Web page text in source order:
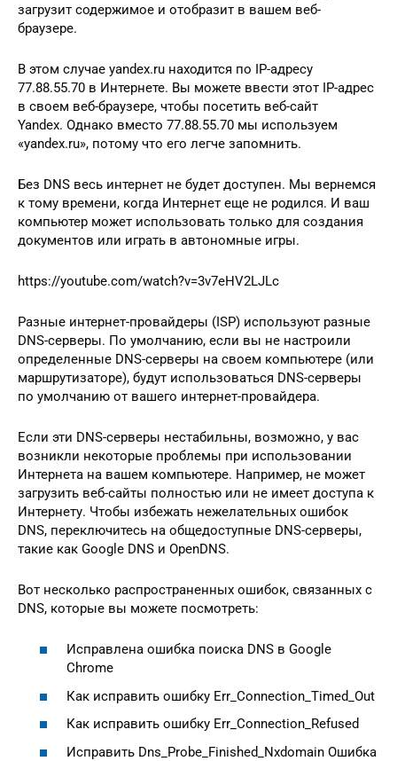
загрузит содержимое и отобразит в вашем веб-
браузере.
В этом случае yandex.ru находится по IP-адресу
77.88.55.70 в Интернете. Вы можете ввести этот IP-адрес
в своем веб-браузере, чтобы посетить веб-сайт
Yandex. Однако вместо 77.88.55.70 мы используем
«yandex.ru», потому что его легче запомнить.
Без DNS весь интернет не будет доступен. Мы вернемся
к тому времени, когда Интернет еще не родился. И ваш
компьютер может использовать только для создания
документов или играть в автономные игры.
https://youtube.com/watch?v=3v7eHV2LJLc
Разные интернет-провайдеры (ISP) используют разные
DNS-серверы. По умолчанию, если вы не настроили
определенные DNS-серверы на своем компьютере (или
маршрутизаторе), будут использоваться DNS-серверы
по умолчанию от вашего интернет-провайдера.
Если эти DNS-серверы нестабильны, возможно, у вас
возникли некоторые проблемы при использовании
Интернета на вашем компьютере. Например, не может
загрузить веб-сайты полностью или не имеет доступа к
Интернету. Чтобы избежать нежелательных ошибок
DNS, переключитесь на общедоступные DNS-серверы,
такие как Google DNS и OpenDNS.
Вот несколько распространенных ошибок, связанных с
DNS, которые вы можете посмотреть:
Исправлена ​​ошибка поиска DNS в Google
Chrome
Как исправить ошибку Err_Connection_Timed_Out
Как исправить ошибку Err_Connection_Refused
Исправить Dns_Probe_Finished_Nxdomain Ошибка